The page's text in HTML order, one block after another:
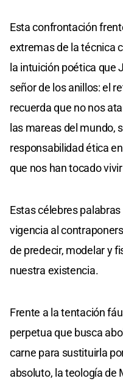
Esta confrontación
extremas de la técnica
la intuición poética que
señor de los anillos: el
recuerda que no nos
las mareas del mundo,
responsabilidad ética
que nos han tocado
Estas célebres
vigencia al
de predecir, modelar y
nuestra existencia.
Frente a la tentación
perpetua que busca
carne para sustituirla
absoluto, la teología de